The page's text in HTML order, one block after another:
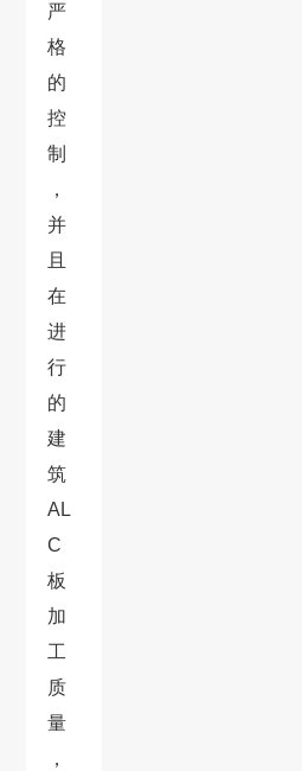
严
格
的
控
制
，
并
且
在
进
行
的
建
筑
AL
C
板
加
工
质
量
，